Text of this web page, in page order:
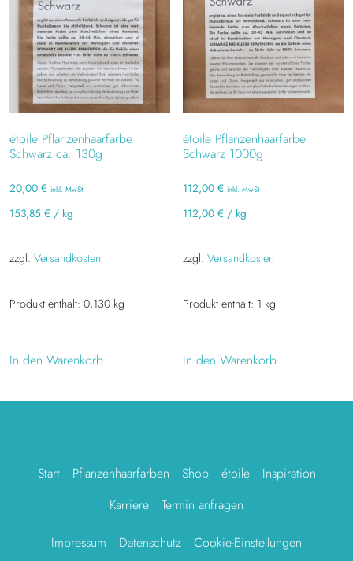
étoile Pflanzenhaarfarbe
Schwarz ca. 130g
20,00 € inkl. MwSt
153,85 € / kg
zzgl. Versandkosten
Produkt enthält: 0,130 kg
In den Warenkorb
étoile Pflanzenhaarfarbe
Schwarz 1000g
112,00€ inkl. MwSt
112,00€ / kg
zzgl.Versandkosten
Produkt enthält: 1 kg
In den Warenkorb
Start Pflanzenhaarfarben Shop étoile
Inspiration
Karriere
Termin anfragen
Impressum Datenschutz Cookie-Einstellungen